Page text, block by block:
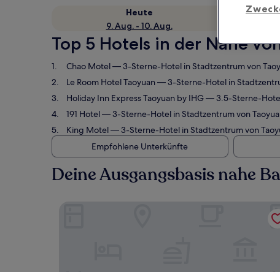
Heute
9. Aug. - 10. Aug.
Top 5 Hotels in der Nähe
Chao Motel— 3-Sterne-Hotel in Stadtzentrum von
Le Room Hotel Taoyuan— 3-Sterne-Hotel in
Holiday Inn Express Taoyuan by IHG— 3.5-Sterne-
191 Hotel— 3-Sterne-Hotel in Stadtzentrum von
King Motel— 3-Sterne-Hotel in Stadtzentrum von
Empfohlene Unterkünfte
Deine Ausgangsbasis nahe